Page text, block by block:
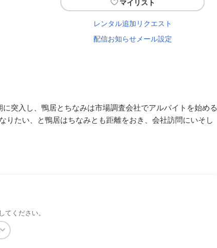
レンタル追加リクエスト
配信お知らせメール設定
突入し、鴨居とちなみは市場調査会社でアルバイトを始める
たい、と鴨居はちなみとも距離をおき、会社訪問にいそし
ください。